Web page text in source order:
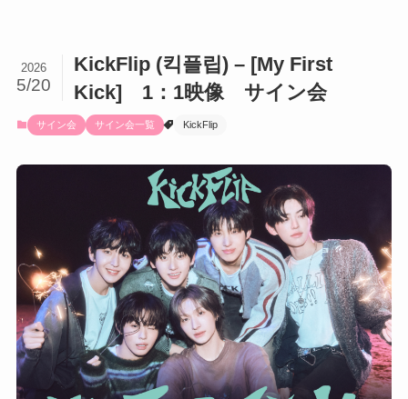
KickFlip (킥플립) – [My First
Kick] 1：1映像 サイン会
2026
5/20
サイン会 サイン会一覧 KickFlip